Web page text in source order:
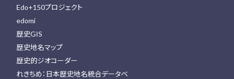
Edo+150プロジェクト
edomi
歴史GIS
歴史地名マップ
歴史的ジオコーダー
れきちめ：日本歴史地名統合データベ